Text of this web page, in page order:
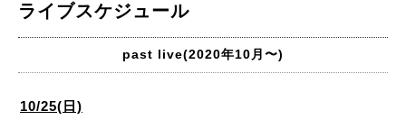
ライブスケジュール
past live(2020年10月〜)
10/25(日)